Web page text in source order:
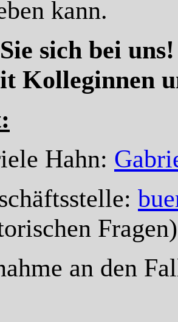
kann.
sich bei
Kolleginnen
Hahn:
Fragen)
an den